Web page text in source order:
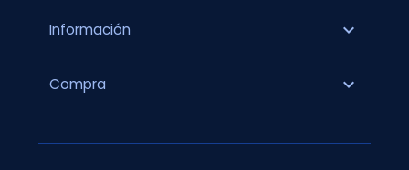
Información expand_more
Compra expand_more